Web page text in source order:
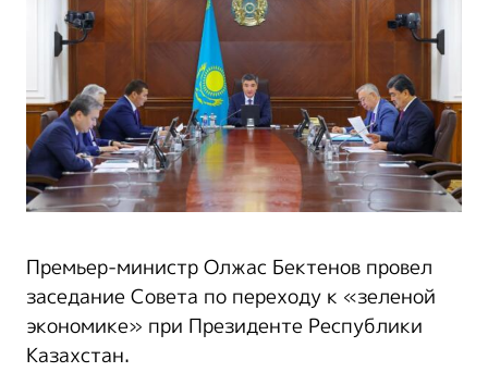
Премьер-министр Олжас Бектенов провел
заседание Совета по переходу к «зеленой
экономике» при Президенте Республики
Казахстан.